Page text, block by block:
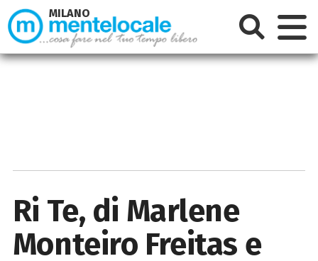
Ri Te, di Marlene
Monteiro Freitas e
MILANO